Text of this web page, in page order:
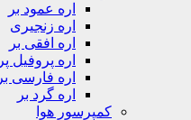
اره عمود بر
اره زنجیری
اره افقی بر
اره پروفیل پر
اره فارسی بر
اره گرد بر
کمپرسور هوا